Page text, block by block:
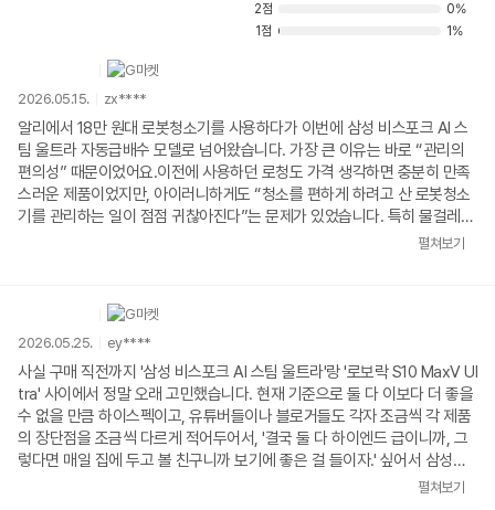
2점
0%
1점
1%
2026.05.15. zx****
알리에서 18만 원대 로봇청소기를 사용하다가 이번에 삼성 비스포크 AI 스
팀 울트라 자동급배수 모델로 넘어왔습니다. 가장 큰 이유는 바로 “관리의
편의성” 때문이었어요.이전에 사용하던 로청도 가격 생각하면 충분히 만족
스러운 제품이었지만, 아이러니하게도 “청소를 편하게 하려고 산 로봇청소
기를 관리하는 일이 점점 귀찮아진다”는 문제가 있었습니다. 특히 물걸레
기능이 있는 모델이었는데, 청소 한 번 돌릴 때마다 물통에 물을 계속 채워
고 비우는 것까지 알아서 해주는 제품을 찾다가 삼성 비스포크 AI 스팀 울트
라를 선택하게 됐습니다.설치 기사님도 정말 만족스러웠어요. 굉장히 친절
하시고 설치도 깔끔하게 해주셨고, 스마트싱스 앱 연결까지 직접 세팅해 주
셔서 편하게 시작할 수 있었습니다. 다행히 저희 집은 싱크대 리폼 없이도
딱 맞게 들어가는 공간이 있어서 추가 공사는 하지 않았습니다.처음 제품을
봤을 때는 생각보다 큰가 싶었는데, 돌이켜보면 기존에 쓰던 저가형 스테이
션이 워낙 작았던 거였고 요즘 자동세척·자동급배수 모델들은 이 정도 크기
가 기본인 것 같아요.처음 맵핑할 때는 솔직히 조금 당황했습니다. 길을 잃
고 헤매다가 충전 스테이션도 못 찾고 절전모드에 들어가버려서 설마 고장
펼쳐보기
2026.05.25. ey****
사실 구매 직전까지 '삼성 비스포크 AI 스팀 울트라'랑 '로보락 S10 MaxV Ul
tra' 사이에서 정말 오래 고민했습니다. 현재 기준으로 둘 다 이보다 더 좋을
수 없을 만큼 하이스펙이고, 유튜버들이나 블로거들도 각자 조금씩 각 제품
의 장단점을 조금씩 다르게 적어두어서, '결국 둘 다 하이엔드 급이니까, 그
렇다면 매일 집에 두고 볼 친구니까 보기에 좋은 걸 들이자.' 싶어서 삼성으
펼쳐보기